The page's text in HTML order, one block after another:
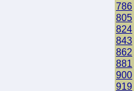
786
805
824
843
862
881
900
919